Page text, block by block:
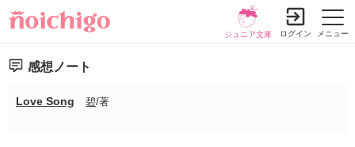
メニュー
ジュニア文庫 ログイン
感想ノート
Love Song 碧/著